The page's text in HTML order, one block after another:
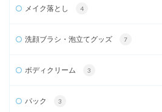
メイク落とし 4
洗顔ブラシ・泡立てグッズ 7
ボディクリーム 3
パック 3